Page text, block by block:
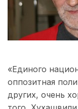
«Единого
оппозитная
других, очень